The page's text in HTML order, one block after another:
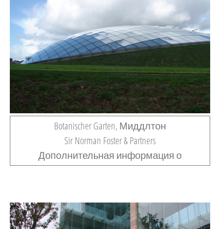
Botanischer Garten, Миддлтон
Sir Norman Foster & Partners
Дополнительная информация о